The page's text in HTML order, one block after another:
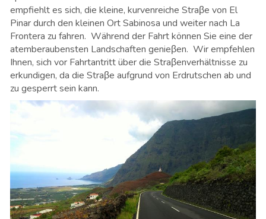
empfiehlt es sich, die kleine, kurvenreiche Straβe von El
Pinar durch den kleinen Ort Sabinosa und weiter nach La
Frontera zu fahren. Während der Fahrt können Sie eine der
atemberaubensten Landschaften genieβen. Wir empfehlen
Ihnen, sich vor Fahrtantritt über die Straβenverhältnisse zu
erkundigen, da die Straβe aufgrund von Erdrutschen ab und
zu gesperrt sein kann.